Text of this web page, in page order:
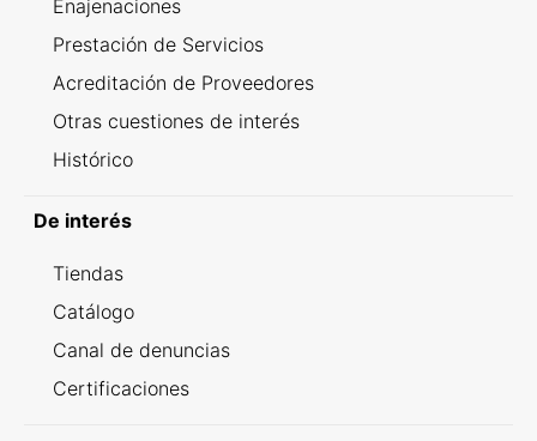
Enajenaciones
Prestación de Servicios
Acreditación de Proveedores
Otras cuestiones de interés
Histórico
De interés
Tiendas
Catálogo
Canal de denuncias
Certificaciones